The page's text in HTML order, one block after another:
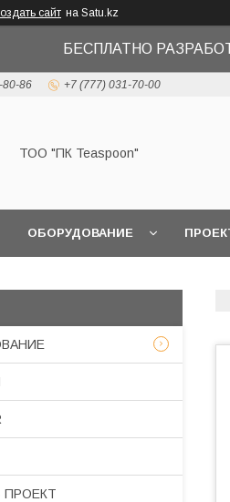
сайт на Satu.kz
БЕСПЛАТНО
80-86 +7 (777) 031-70-00
ТОО "ПК Teaspoon"
ОБОРУДОВАНИЕ
ПРОЕКТ